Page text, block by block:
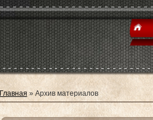
Главная » Архив материалов